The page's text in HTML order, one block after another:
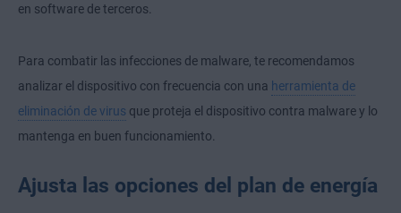
en software de terceros.
Para combatir las infecciones de malware, te recomendamos
analizar el dispositivo con frecuencia con una herramienta de
eliminación de virus que proteja el dispositivo contra malware y lo
mantenga en buen funcionamiento.
Ajusta las opciones del plan de energía